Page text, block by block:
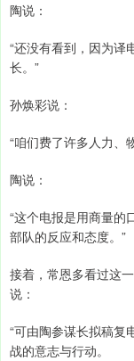
陶说：
“还没有看到，因为译
长。”
孙焕彩说：
“咱们费了许多人力、
陶说：
“这个电报是用商量的
部队的反应和态度。”
接着，常恩多看过这
说：
“可由陶参谋长拟稿复
战的意志与行动。